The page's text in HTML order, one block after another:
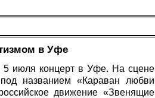
в Уфе
5 июля концерт в Уфе. На сцене
названием «Караван любви
движение «Звенящие